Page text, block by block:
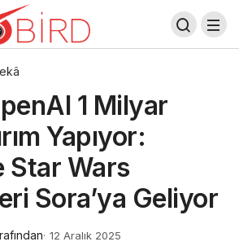
1 Milyar
Yapıyor:
Star Wars
Sora’ya Geliyor
12 Aralık 2025